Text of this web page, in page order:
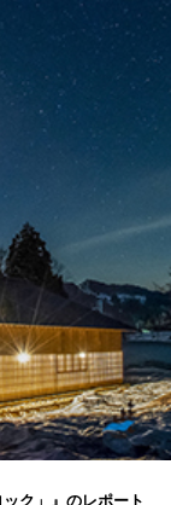
ク」』のレポート